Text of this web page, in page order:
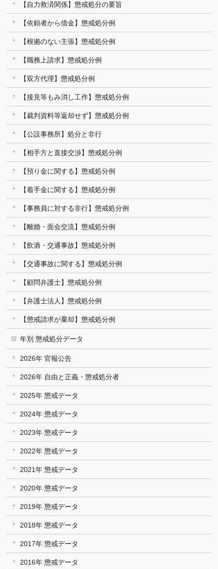
【自力救済関係】懲戒処分の要旨
【依頼者から借金】懲戒処分例
【根拠のない主張】懲戒処分例
【職務上請求】懲戒処分例
【双方代理】懲戒処分例
【接見等もみ消し工作】懲戒処分例
【裁判資料等返却せず】懲戒処分例
【公設事務所】処分と非行
【相手方と直接交渉】懲戒処分例
【預り金に関する】懲戒処分例
【着手金に関する】懲戒処分例
【事務員に対する非行】懲戒処分例
【離婚・面会交流】懲戒処分例
【飲酒・交通事故】懲戒処分例
【交通事故に関する】懲戒処分例
【顧問弁護士】懲戒処分例
【弁護士法人】懲戒処分例
【懲戒請求が棄却】懲戒処分例
年別 懲戒処分データ
2026年 官報公告
2026年 自由と正義・懲戒処分者
2025年 懲戒データ
2024年 懲戒データ
2023年 懲戒データ
2022年 懲戒データ
2021年 懲戒データ
2020年 懲戒データ
2019年 懲戒データ
2018年 懲戒データ
2017年 懲戒データ
2016年 懲戒データ